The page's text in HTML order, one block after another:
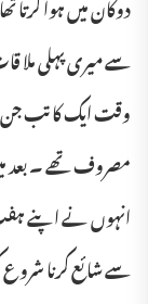
سے میری پہلی ملا
وقت ایک کا تب جن کا
مصروف تھے ۔ بعد
انہوں نے اپنے
سے شا ئع کرنا